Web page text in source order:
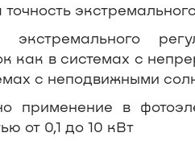
экстремального
как в системах с
с неподвижными
применение в
от 0,1 до 10 кВт